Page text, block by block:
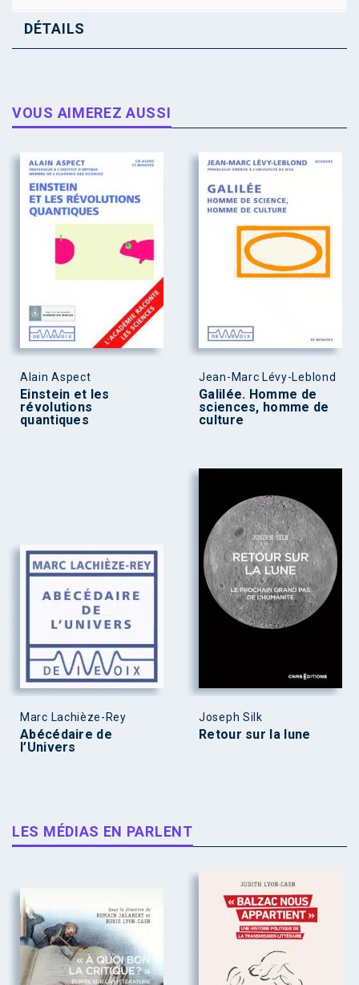
DÉTAILS
VOUS AIMEREZ AUSSI
Alain Aspect
Einstein et les
révolutions
quantiques
Jean-Marc Lévy-Leblond
Galilée. Homme de
sciences, homme de
culture
Marc Lachièze-Rey
Abécédaire de
l’Univers
Joseph Silk
Retour sur la lune
LES MÉDIAS EN PARLENT